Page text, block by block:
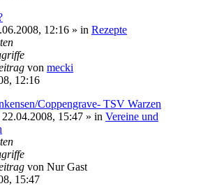
12:16 » in Rezepte
von mecki
12:16
Coppengrave- TSV Warzen
22.04.2008, 15:47 » in Vereine und
von Nur Gast
15:47